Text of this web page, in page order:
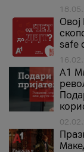
Овој
safe
А1